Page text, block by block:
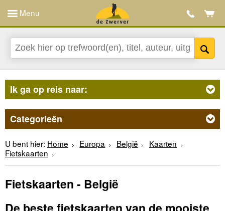
Menu
Ik ga op reis naar:
Categorieën
U bent hier: Home Europa België
Kaarten
Fietskaarten
Fietskaarten - België